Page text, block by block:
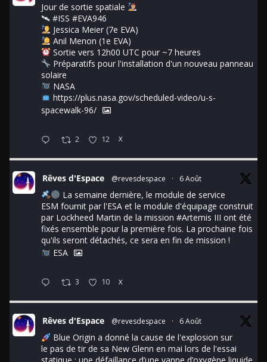
Jour de sortie spatiale
🛰 #ISS #EVA946
Jessica Meier (7e EVA)
Anil Menon (1e EVA)
Sortie vers 12h00 UTC pour ~7 heures
Préparatifs pour l'installation d'un nouveau panneau
solaire
NASA
https://plus.nasa.gov/scheduled-video/u-s-
spacewalk-96/
2 12 X
Rêves d'Espace @revesdespace · 6 Août
La semaine dernière, le module de service
ESM fournit par l'ESA et le module d'équipage construit
par Lockheed Martin de la mission #Artemis III ont été
fixés ensemble pour la première fois. La prochaine fois
qu'ils seront détachés, ce sera en fin de mission !
ESA
3 10 X
Rêves d'Espace @revesdespace · 6 Août
Blue Origin a donné la cause de l'explosion sur
le pas de tir de sa New Glenn en mai lors de l'essai